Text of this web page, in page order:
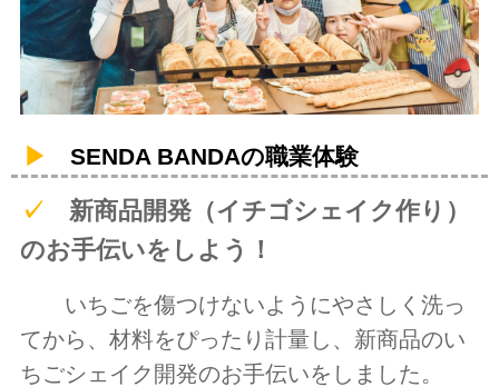
▶ SENDA BANDAの職業体験
✓ 新商品開発（イチゴシェイク作り）
のお手伝いをしよう！
いちごを傷つけないようにやさしく洗っ
てから、材料をぴったり計量し、新商品のい
ちごシェイク開発のお手伝いをしました。